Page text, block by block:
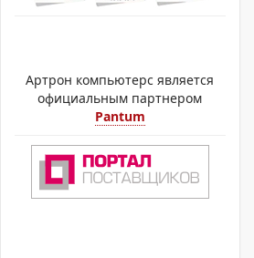
Артрон компьютерс является
официальным партнером
Pantum